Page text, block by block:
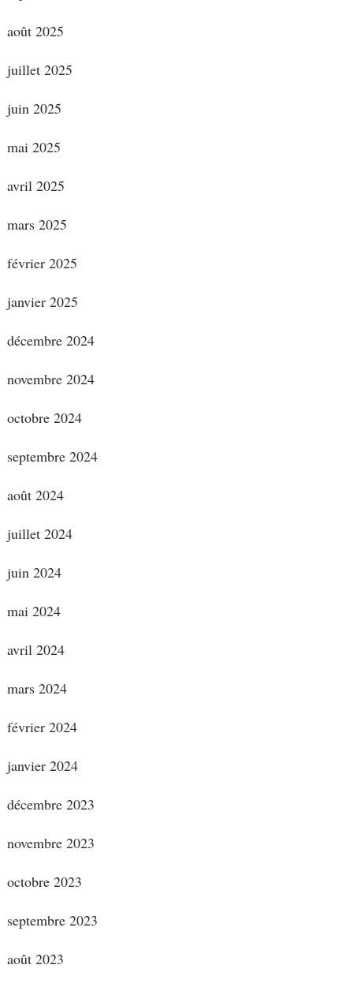
août 2025
juillet 2025
juin 2025
mai 2025
avril 2025
mars 2025
février 2025
janvier 2025
décembre 2024
novembre 2024
octobre 2024
septembre 2024
août 2024
juillet 2024
juin 2024
mai 2024
avril 2024
mars 2024
février 2024
janvier 2024
décembre 2023
novembre 2023
octobre 2023
septembre 2023
août 2023